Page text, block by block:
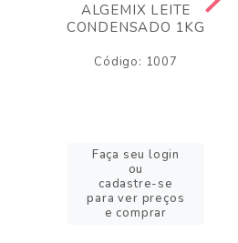
ALGEMIX LEITE
CONDENSADO 1KG
Código: 1007
Faça seu login
ou
cadastre-se
para ver preços
e comprar